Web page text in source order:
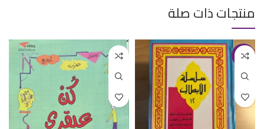
منتجات ذات صلة
-33%